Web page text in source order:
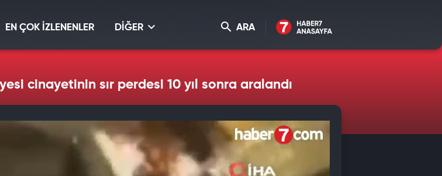
EN ÇOK İZLENENLER DİĞER ARA
cinayetinin sır perdesi 10 yıl sonra aralandı